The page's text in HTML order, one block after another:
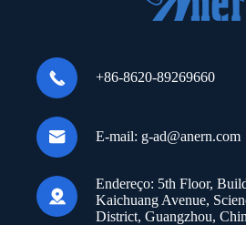
 +86-8620-89269660
 E-mail: g-ad@anern.com

Endereço: 5th Floor,
Kaichuang Avenue,
District, Guangzhou,